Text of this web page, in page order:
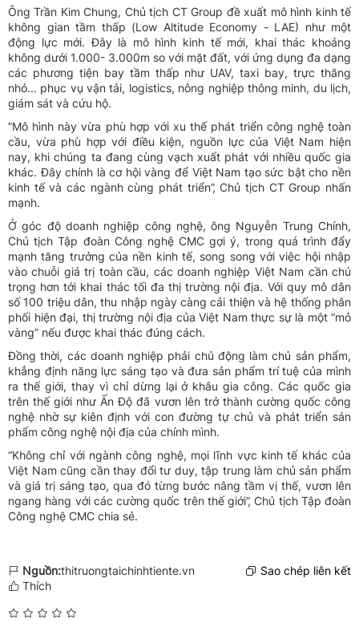
Ông Trần Kim Chung, Chủ tịch CT Group đề xuất mô hình kinh tế
không gian tầm thấp (Low Altitude Economy - LAE) như một
động lực mới. Đây là mô hình kinh tế mới, khai thác khoảng
không dưới 1.000- 3.000m so với mặt đất, với ứng dụng đa dạng
các phương tiện bay tầm thấp như UAV, taxi bay, trực thăng
nhỏ... phục vụ vận tải, logistics, nông nghiệp thông minh, du lịch,
giám sát và cứu hộ.
“Mô hình này vừa phù hợp với xu thế phát triển công nghệ toàn
cầu, vừa phù hợp với điều kiện, nguồn lực của Việt Nam hiện
nay, khi chúng ta đang cùng vạch xuất phát với nhiều quốc gia
khác. Đây chính là cơ hội vàng để Việt Nam tạo sức bật cho nền
kinh tế và các ngành cùng phát triển”, Chủ tịch CT Group nhấn
mạnh.
Ở góc độ doanh nghiệp công nghệ, ông Nguyễn Trung Chính,
Chủ tịch Tập đoàn Công nghệ CMC gợi ý, trong quá trình đẩy
mạnh tăng trưởng của nền kinh tế, song song với việc hội nhập
vào chuỗi giá trị toàn cầu, các doanh nghiệp Việt Nam cần chú
trọng hơn tới khai thác tối đa thị trường nội địa. Với quy mô dân
số 100 triệu dân, thu nhập ngày càng cải thiện và hệ thống phân
phối hiện đại, thị trường nội địa của Việt Nam thực sự là một “mỏ
vàng” nếu được khai thác đúng cách.
Đồng thời, các doanh nghiệp phải chủ động làm chủ sản phẩm,
khẳng định năng lực sáng tạo và đưa sản phẩm trí tuệ của mình
ra thế giới, thay vì chỉ dừng lại ở khâu gia công. Các quốc gia
trên thế giới như Ấn Độ đã vươn lên trở thành cường quốc công
nghệ nhờ sự kiên định với con đường tự chủ và phát triển sản
phẩm công nghệ nội địa của chính mình.
“Không chỉ với ngành công nghệ, mọi lĩnh vực kinh tế khác của
Việt Nam cũng cần thay đổi tư duy, tập trung làm chủ sản phẩm
và giá trị sáng tạo, qua đó từng bước nâng tầm vị thế, vươn lên
ngang hàng với các cường quốc trên thế giới”, Chủ tịch Tập đoàn
Công nghệ CMC chia sẻ.
Nguồn:thitruongtaichinhtiente.vn
Sao chép liên kết
Thích